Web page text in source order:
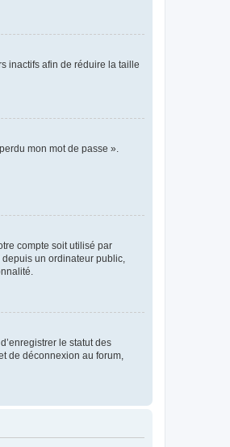
inactifs afin de réduire la taille
mon mot de passe ».
compte soit utilisé par
un ordinateur public,
le statut des
de déconnexion au forum,